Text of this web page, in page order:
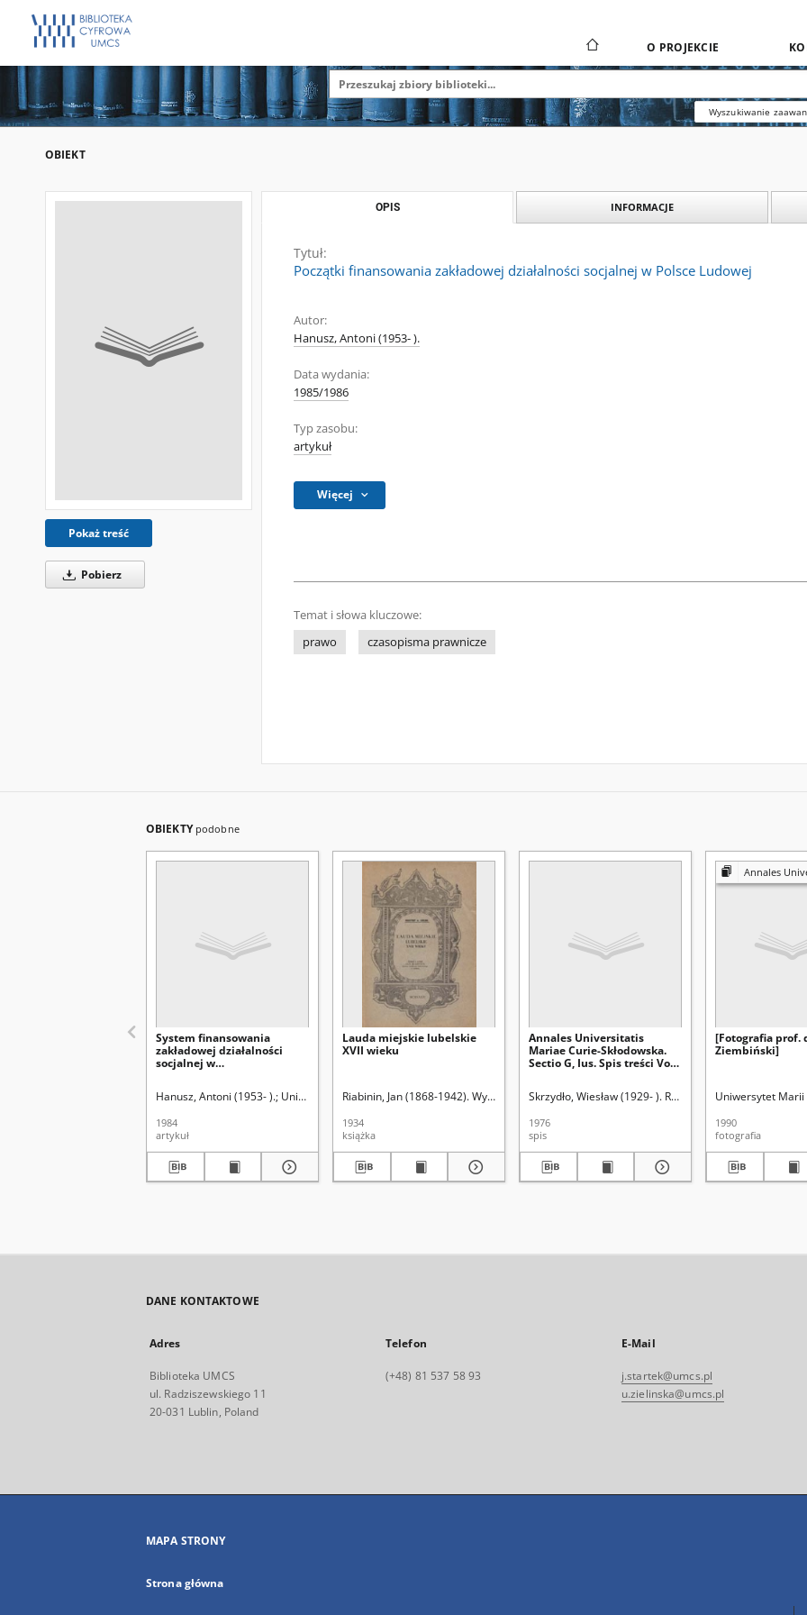
O PROJEKCIE
Wyszukiwanie
OBIEKT
Pokaż treść
Pobierz
OPIS INFORMACJE
Tytuł:
Początki finansowania zakładowej działalności socjalnej w Polsce Ludowej
Autor:
Hanusz, Antoni (1953- ).
Data wydania:
1985/1986
Typ zasobu:
artykuł
Więcej
Temat i słowa kluczowe:
prawo
czasopisma prawnicze
OBIEKTY podobne
System finansowania
zakładowej działalności
socjalnej w
1983
Hanusz, Antoni (1953- ). Uniwersytet Marii Curie-Skłodowskiej (Lublin). Wydział Prawa i Administracji. Skrzydło, Wiesław (1929- ).
1984
artykuł
Lauda miejskie lubelskie
XVII wieku
Riabinin, Jan (1868-1942). Wyd.
1934
książka
Annales Universitatis
Mariae Curie-Skłodowska.
Sectio G, Ius. Spis treści Vol
Skrzydło, Wiesław (1929- ). Redaktor
Uniwersytet Marii
1976
spis
Annales Universitatis Mariae
[Fotografia prof.
Ziembiński]
Uniwersytet Marii
1990
fotografia
DANE KONTAKTOWE
Adres
Biblioteka UMCS
ul. Radziszewskiego 11
20-031 Lublin, Poland
Telefon
(+48) 81 537 58 93
E-Mail
j.startek@umcs.pl
u.zielinska@umcs.pl
MAPA STRONY
Strona główna